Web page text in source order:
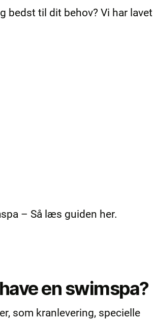
bedst til dit behov? Vi har lavet
– Så læs guiden her.
en swimspa?
som kranlevering, specielle